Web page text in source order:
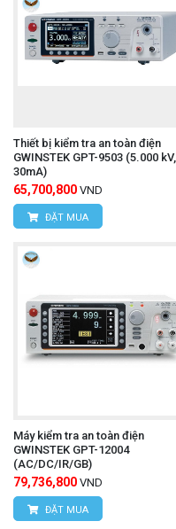
Thiết bị kiểm tra an toàn điện
GWINSTEK GPT-9503 (5.000 kV,
30mA)
65,700,800 VND
ĐẶT MUA
Máy kiểm tra an toàn điện
GWINSTEK GPT-12004
(AC/DC/IR/GB)
79,736,800 VND
ĐẶT MUA